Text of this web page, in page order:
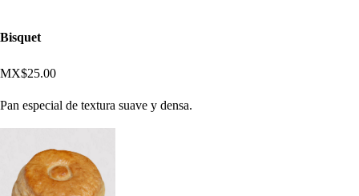
Bisquet
MX$25.00
Pan especial de textura suave y densa.